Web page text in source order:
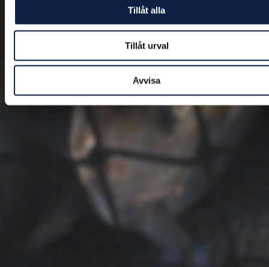
Tillåt alla
Tillåt urval
Avvisa